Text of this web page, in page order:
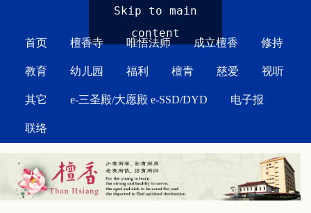
Skip to main
content
首页 檀香寺 唯悟法师 成立檀香 修持
教育 幼儿园 福利 檀青 慈爱 视听
其它 e-三圣殿/大愿殿 e-SSD/DYD 电子报
联络